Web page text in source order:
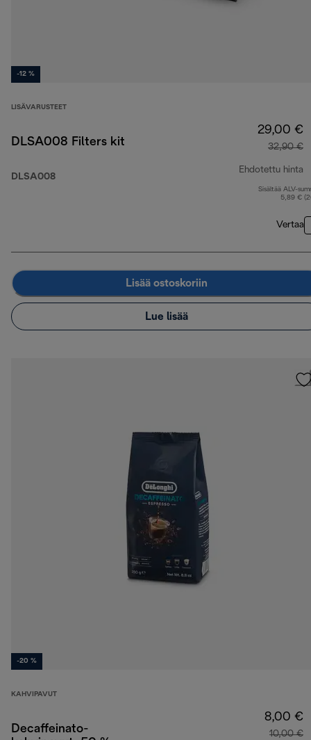
-12 %
LISÄVARUSTEET
DLSA008 Filters kit
DLSA008
29,00 €
32,90 €
Ehdotettu hinta
Sisältää ALV-
5,89 €
Vertaa
Lisää ostoskoriin
Lue lisää
-20 %
KAHVIPAVUT
Decaffeinato-
8,00 €
10,00 €